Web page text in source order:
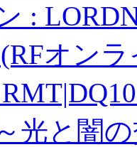
:
オン
光と闇